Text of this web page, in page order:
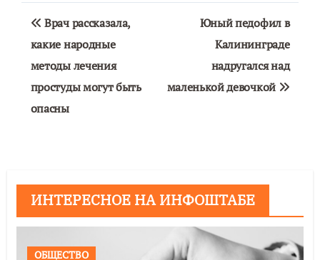
Навигация
по
записям
Врач рассказала,
какие народные
методы лечения
простуды могут быть
опасны
Юный педофил в
Калининграде
надругался над
маленькой девочкой
ИНТЕРЕСНОЕ НА ИНФОШТАБЕ
ОБЩЕСТВО